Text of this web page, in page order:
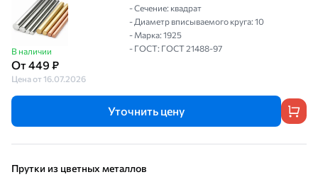
В наличии
От 449 ₽
Цена от 16.07.2026
- Сечение: квадрат
- Диаметр вписываемого круга: 10
- Марка: 1925
- ГОСТ: ГОСТ 21488-97
Уточнить цену
Прутки из цветных металлов